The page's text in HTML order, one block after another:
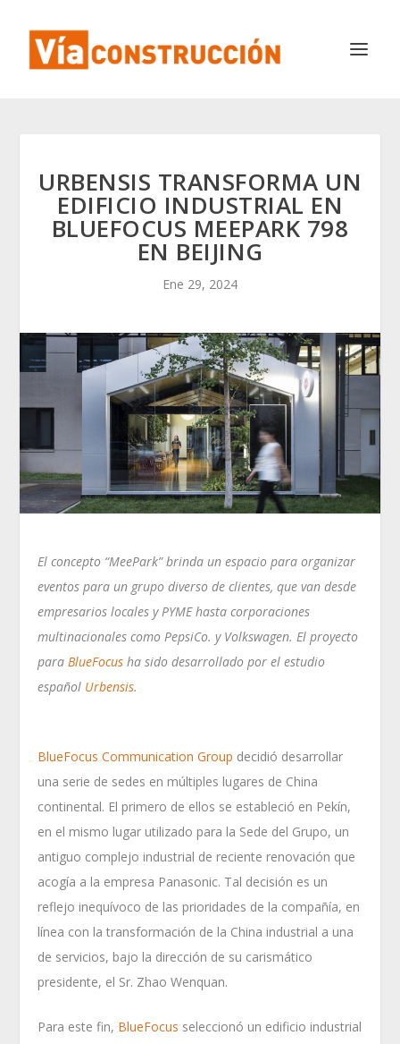
URBENSIS TRANSFORMA UN
EDIFICIO INDUSTRIAL EN
BLUEFOCUS MEEPARK 798
EN BEIJING
Ene 29, 2024
El concepto “MeePark” brinda un espacio para organizar
eventos para un grupo diverso de clientes, que van desde
empresarios locales y PYME hasta corporaciones
multinacionales como PepsiCo. y Volkswagen. El proyecto
para BlueFocus ha sido desarrollado por el estudio
español Urbensis.
BlueFocus Communication Group decidió desarrollar
una serie de sedes en múltiples lugares de China
continental. El primero de ellos se estableció en Pekín,
en el mismo lugar utilizado para la Sede del Grupo, un
antiguo complejo industrial de reciente renovación que
acogía a la empresa Panasonic. Tal decisión es un
reflejo inequívoco de las prioridades de la compañía, en
línea con la transformación de la China industrial a una
de servicios, bajo la dirección de su carismático
presidente, el Sr. Zhao Wenquan.
Para este fin, BlueFocus seleccionó un edificio industrial